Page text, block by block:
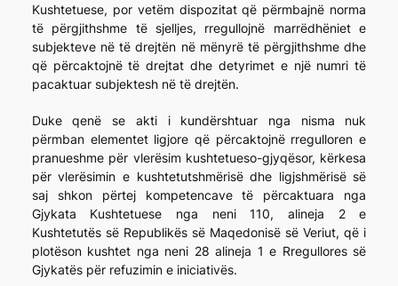
Kushtetuese, por vetëm dispozitat që përmbajnë norma
të përgjithshme të sjelljes, rregullojnë marrëdhëniet e
subjekteve në të drejtën në mënyrë të përgjithshme dhe
që përcaktojnë të drejtat dhe detyrimet e një numri të
pacaktuar subjektesh në të drejtën.
Duke qenë se akti i kundërshtuar nga nisma nuk
përmban elementet ligjore që përcaktojnë rregulloren e
pranueshme për vlerësim kushtetueso-gjyqësor, kërkesa
për vlerësimin e kushtetutshmërisë dhe ligjshmërisë së
saj shkon përtej kompetencave të përcaktuara nga
Gjykata Kushtetuese nga neni 110, alineja 2 e
Kushtetutës së Republikës së Maqedonisë së Veriut, që i
plotëson kushtet nga neni 28 alineja 1 e Rregullores së
Gjykatës për refuzimin e iniciativës.